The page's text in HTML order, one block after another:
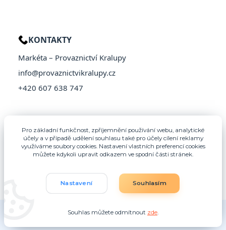
KONTAKTY
Markéta – Provaznictví Kralupy
info@provaznictvikralupy.cz
+420 607 638 747
© 2026 Provaznictví Kralupy – Všechna práva vyhrazena
Eshop-rychle.cz
Pro základní funkčnost, zpříjemnění používání webu, analytické
účely a v případě udělení souhlasu také pro účely cílení reklamy
využíváme soubory cookies. Nastavení vlastních preferencí cookies
můžete kdykoli upravit odkazem ve spodní části stránek.
Nastavení Souhlasím
Souhlas můžete odmítnout zde.